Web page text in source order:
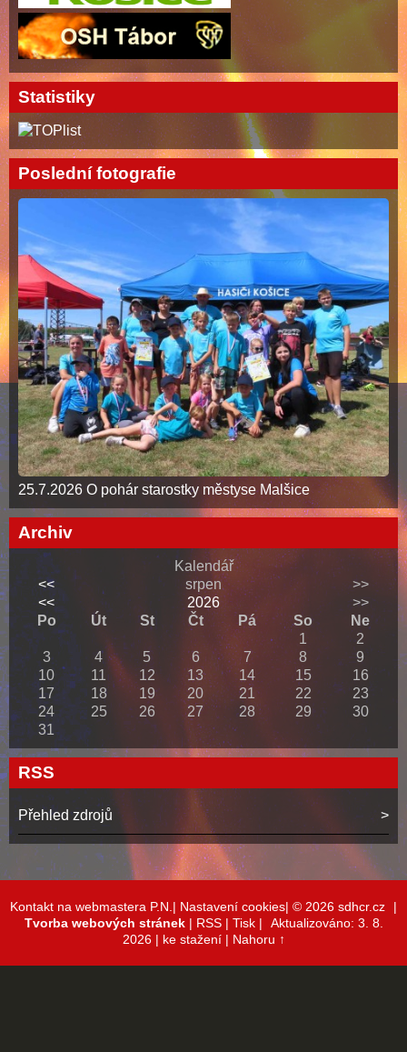
Statistiky
Poslední fotografie
25.7.2026 O pohár starostky městyse Malšice
Archiv
Kalendář
<<
srpen
>>
<<
2026
>>
Po
Út St Čt Pá So
Ne
1
2
3
4 5 6 7 8
9
10
11 12 13 14 15
16
17
18 19 20 21 22
23
24
25 26 27 28 29
30
31
RSS
Přehled zdrojů
Kontakt na webmastera P.N.| Nastavení cookies| © 2026 sdhcr.cz
|
Tvorba webových stránek| RSS| Tisk|
Aktualizováno: 3. 8.
2026 | ke stažení | Nahoru ↑